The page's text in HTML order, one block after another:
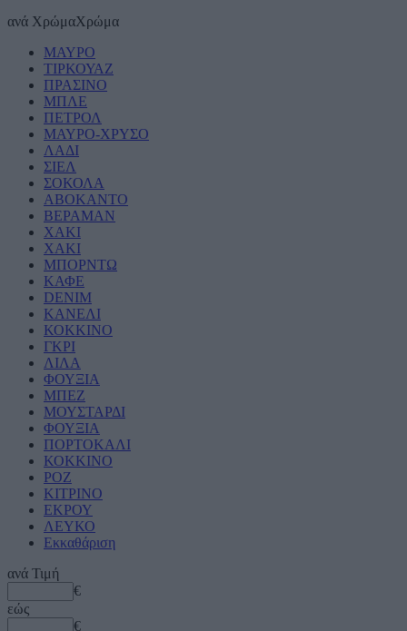
ανά ΧρώμαΧρώμα
ΜΑΥΡΟ
ΤΙΡΚΟΥΑΖ
ΠΡΑΣΙΝΟ
ΜΠΛΕ
ΠΕΤΡΟΛ
ΜΑΥΡΟ-ΧΡΥΣΟ
ΛΑΔΙ
ΣΙΕΛ
ΣΟΚΟΛΑ
ΑΒΟΚΑΝΤΟ
ΒΕΡΑΜΑΝ
ΧΑΚΙ
ΧΑΚΙ
ΜΠΟΡΝΤΩ
ΚΑΦΕ
DENIM
ΚΑΝΕΛΙ
ΚΟΚΚΙΝΟ
ΓΚΡΙ
ΛΙΛΑ
ΦΟΥΞΙΑ
ΜΠΕΖ
ΜΟΥΣΤΑΡΔΙ
ΦΟΥΞΙΑ
ΠΟΡΤΟΚΑΛΙ
ΚΟΚΚΙΝΟ
ΡΟΖ
ΚΙΤΡΙΝΟ
ΕΚΡΟΥ
ΛΕΥΚΟ
Εκκαθάριση
ανά Τιμή
€
εώς
€